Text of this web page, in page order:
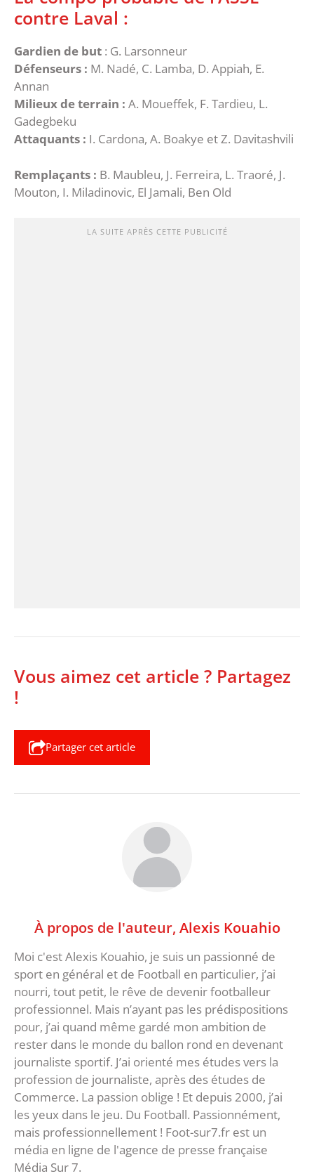
contre Laval :
Gardien de but : G. Larsonneur
Défenseurs : M. Nadé, C. Lamba, D. Appiah, E.
Annan
Milieux de terrain : A. Moueffek, F. Tardieu, L.
Gadegbeku
Attaquants : I. Cardona, A. Boakye et Z. Davitashvili
Remplaçants : B. Maubleu, J. Ferreira, L. Traoré, J.
Mouton, I. Miladinovic, El Jamali, Ben Old
LA SUITE APRÈS CETTE PUBLICITÉ
Vous aimez cet article ? Partagez
!
Partager cet article
À propos de l'auteur, Alexis Kouahio
Moi c'est Alexis Kouahio, je suis un passionné de
sport en général et de Football en particulier, j’ai
nourri, tout petit, le rêve de devenir footballeur
professionnel. Mais n’ayant pas les prédispositions
pour, j’ai quand même gardé mon ambition de
rester dans le monde du ballon rond en devenant
journaliste sportif. J’ai orienté mes études vers la
profession de journaliste, après des études de
Commerce. La passion oblige ! Et depuis 2000, j’ai
les yeux dans le jeu. Du Football. Passionnément,
mais professionnellement ! Foot-sur7.fr est un
média en ligne de l'agence de presse française
Média Sur 7.